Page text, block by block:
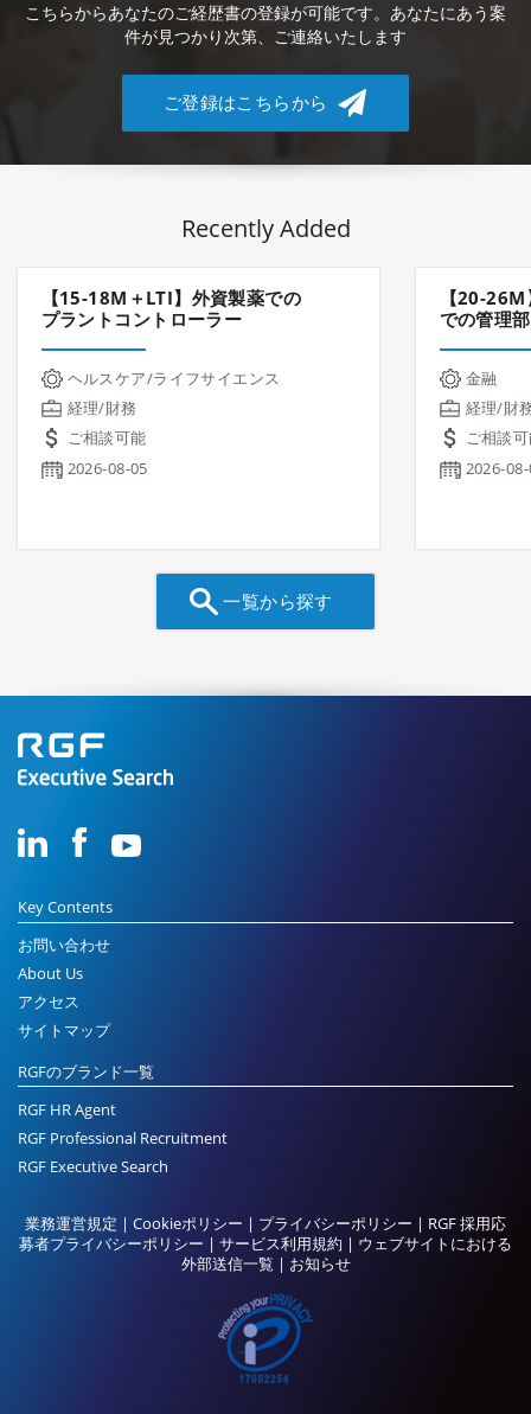
こちらからあなたのご経歴書の登録が可能です。あなたにあう案
件が見つかり次第、ご連絡いたします
ご登録はこちらから
Recently Added
【15-18M＋LTI】外資製薬での
プラントコントローラー
ヘルスケア/ライフサイエンス
経理/財務
ご相談可能
2026-08-05
【20-
での管理
金融
経理/財
ご相談
2026-
一覧から探す
Key Contents
お問い合わせ
About Us
アクセス
サイトマップ
RGFのブランド一覧
RGF HR Agent
RGF Professional Recruitment
RGF Executive Search
業務運営規定 | Cookieポリシー | プライバシーポリシー | RGF 採用応
募者プライバシーポリシー | サービス利用規約 | ウェブサイトにおける
外部送信一覧 | お知らせ